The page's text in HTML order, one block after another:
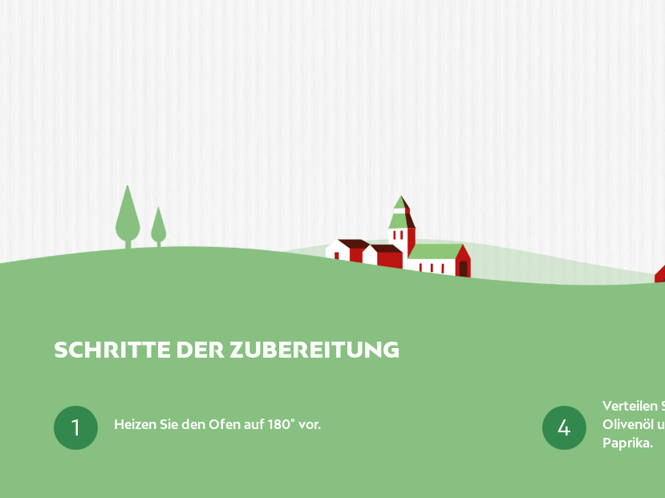
SCHRITTE DER ZUBEREITUNG
1 Heizen Sie den Ofen auf 180° vor. 4
Verteilen
Olivenöl
Paprika.